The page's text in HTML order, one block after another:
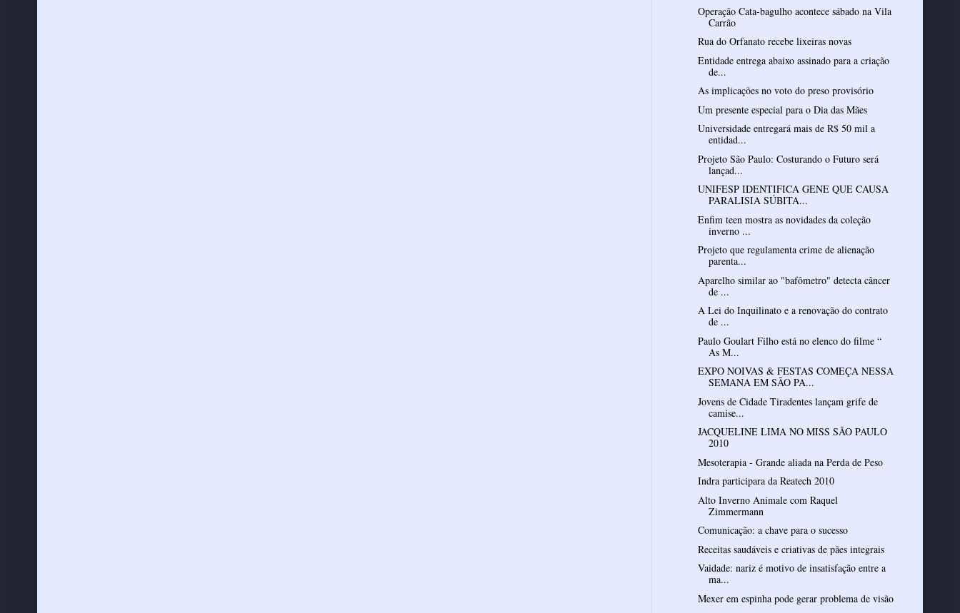
Operação Cata-bagulho acontece sábado na Vila
Carrão
Rua do Orfanato recebe lixeiras novas
Entidade entrega abaixo assinado para a criação
de...
As implicações no voto do preso provisório
Um presente especial para o Dia das Mães
Universidade entregará mais de R$ 50 mil a
entidad...
Projeto São Paulo: Costurando o Futuro será
lançad...
UNIFESP IDENTIFICA GENE QUE CAUSA
PARALISIA SÚBITA...
Enfim teen mostra as novidades da coleção
inverno ...
Projeto que regulamenta crime de alienação
parenta...
Aparelho similar ao "bafômetro" detecta câncer
de ...
A Lei do Inquilinato e a renovação do contrato
de ...
Paulo Goulart Filho está no elenco do filme “
As M...
EXPO NOIVAS & FESTAS COMEÇA NESSA
SEMANA EM SÃO PA...
Jovens de Cidade Tiradentes lançam grife de
camise...
JACQUELINE LIMA NO MISS SÃO PAULO
2010
Mesoterapia - Grande aliada na Perda de Peso
Indra participara da Reatech 2010
Alto Inverno Animale com Raquel
Zimmermann
Comunicação: a chave para o sucesso
Receitas saudáveis e criativas de pães integrais
Vaidade: nariz é motivo de insatisfação entre a
ma...
Mexer em espinha pode gerar problema de visão